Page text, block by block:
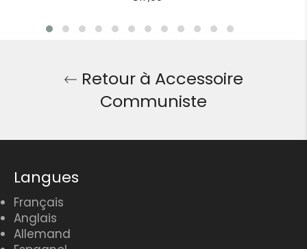
révolutionnaire !
Retour à Accessoire
Communiste
Langues
Français
Anglais
Allemand